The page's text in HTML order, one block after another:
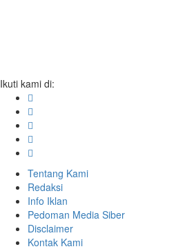
Ikuti kami di:
Tentang Kami
Redaksi
Info Iklan
Pedoman Media Siber
Disclaimer
Kontak Kami